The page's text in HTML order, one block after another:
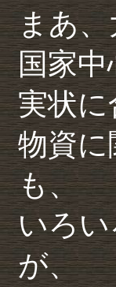
まあ
国家
実状
物資
も、
いろ
が、